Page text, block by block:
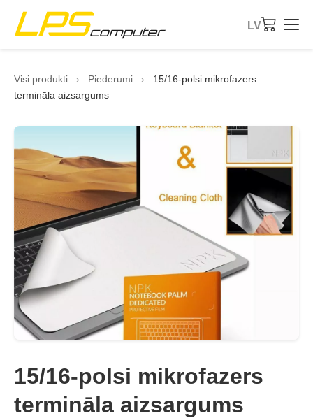
LV
Pakalpojumi
Par uzņēmumu
eBay veikals
Visi produkti › Piederumi ›
15/16-polsi mikrofazers
termināla aizsargums
15/16-polsi mikrofazers
termināla aizsargums